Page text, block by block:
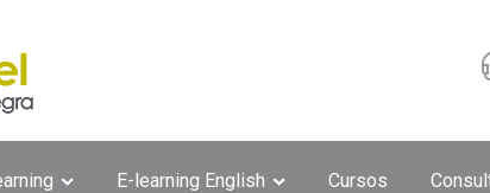
E-learning English Cursos